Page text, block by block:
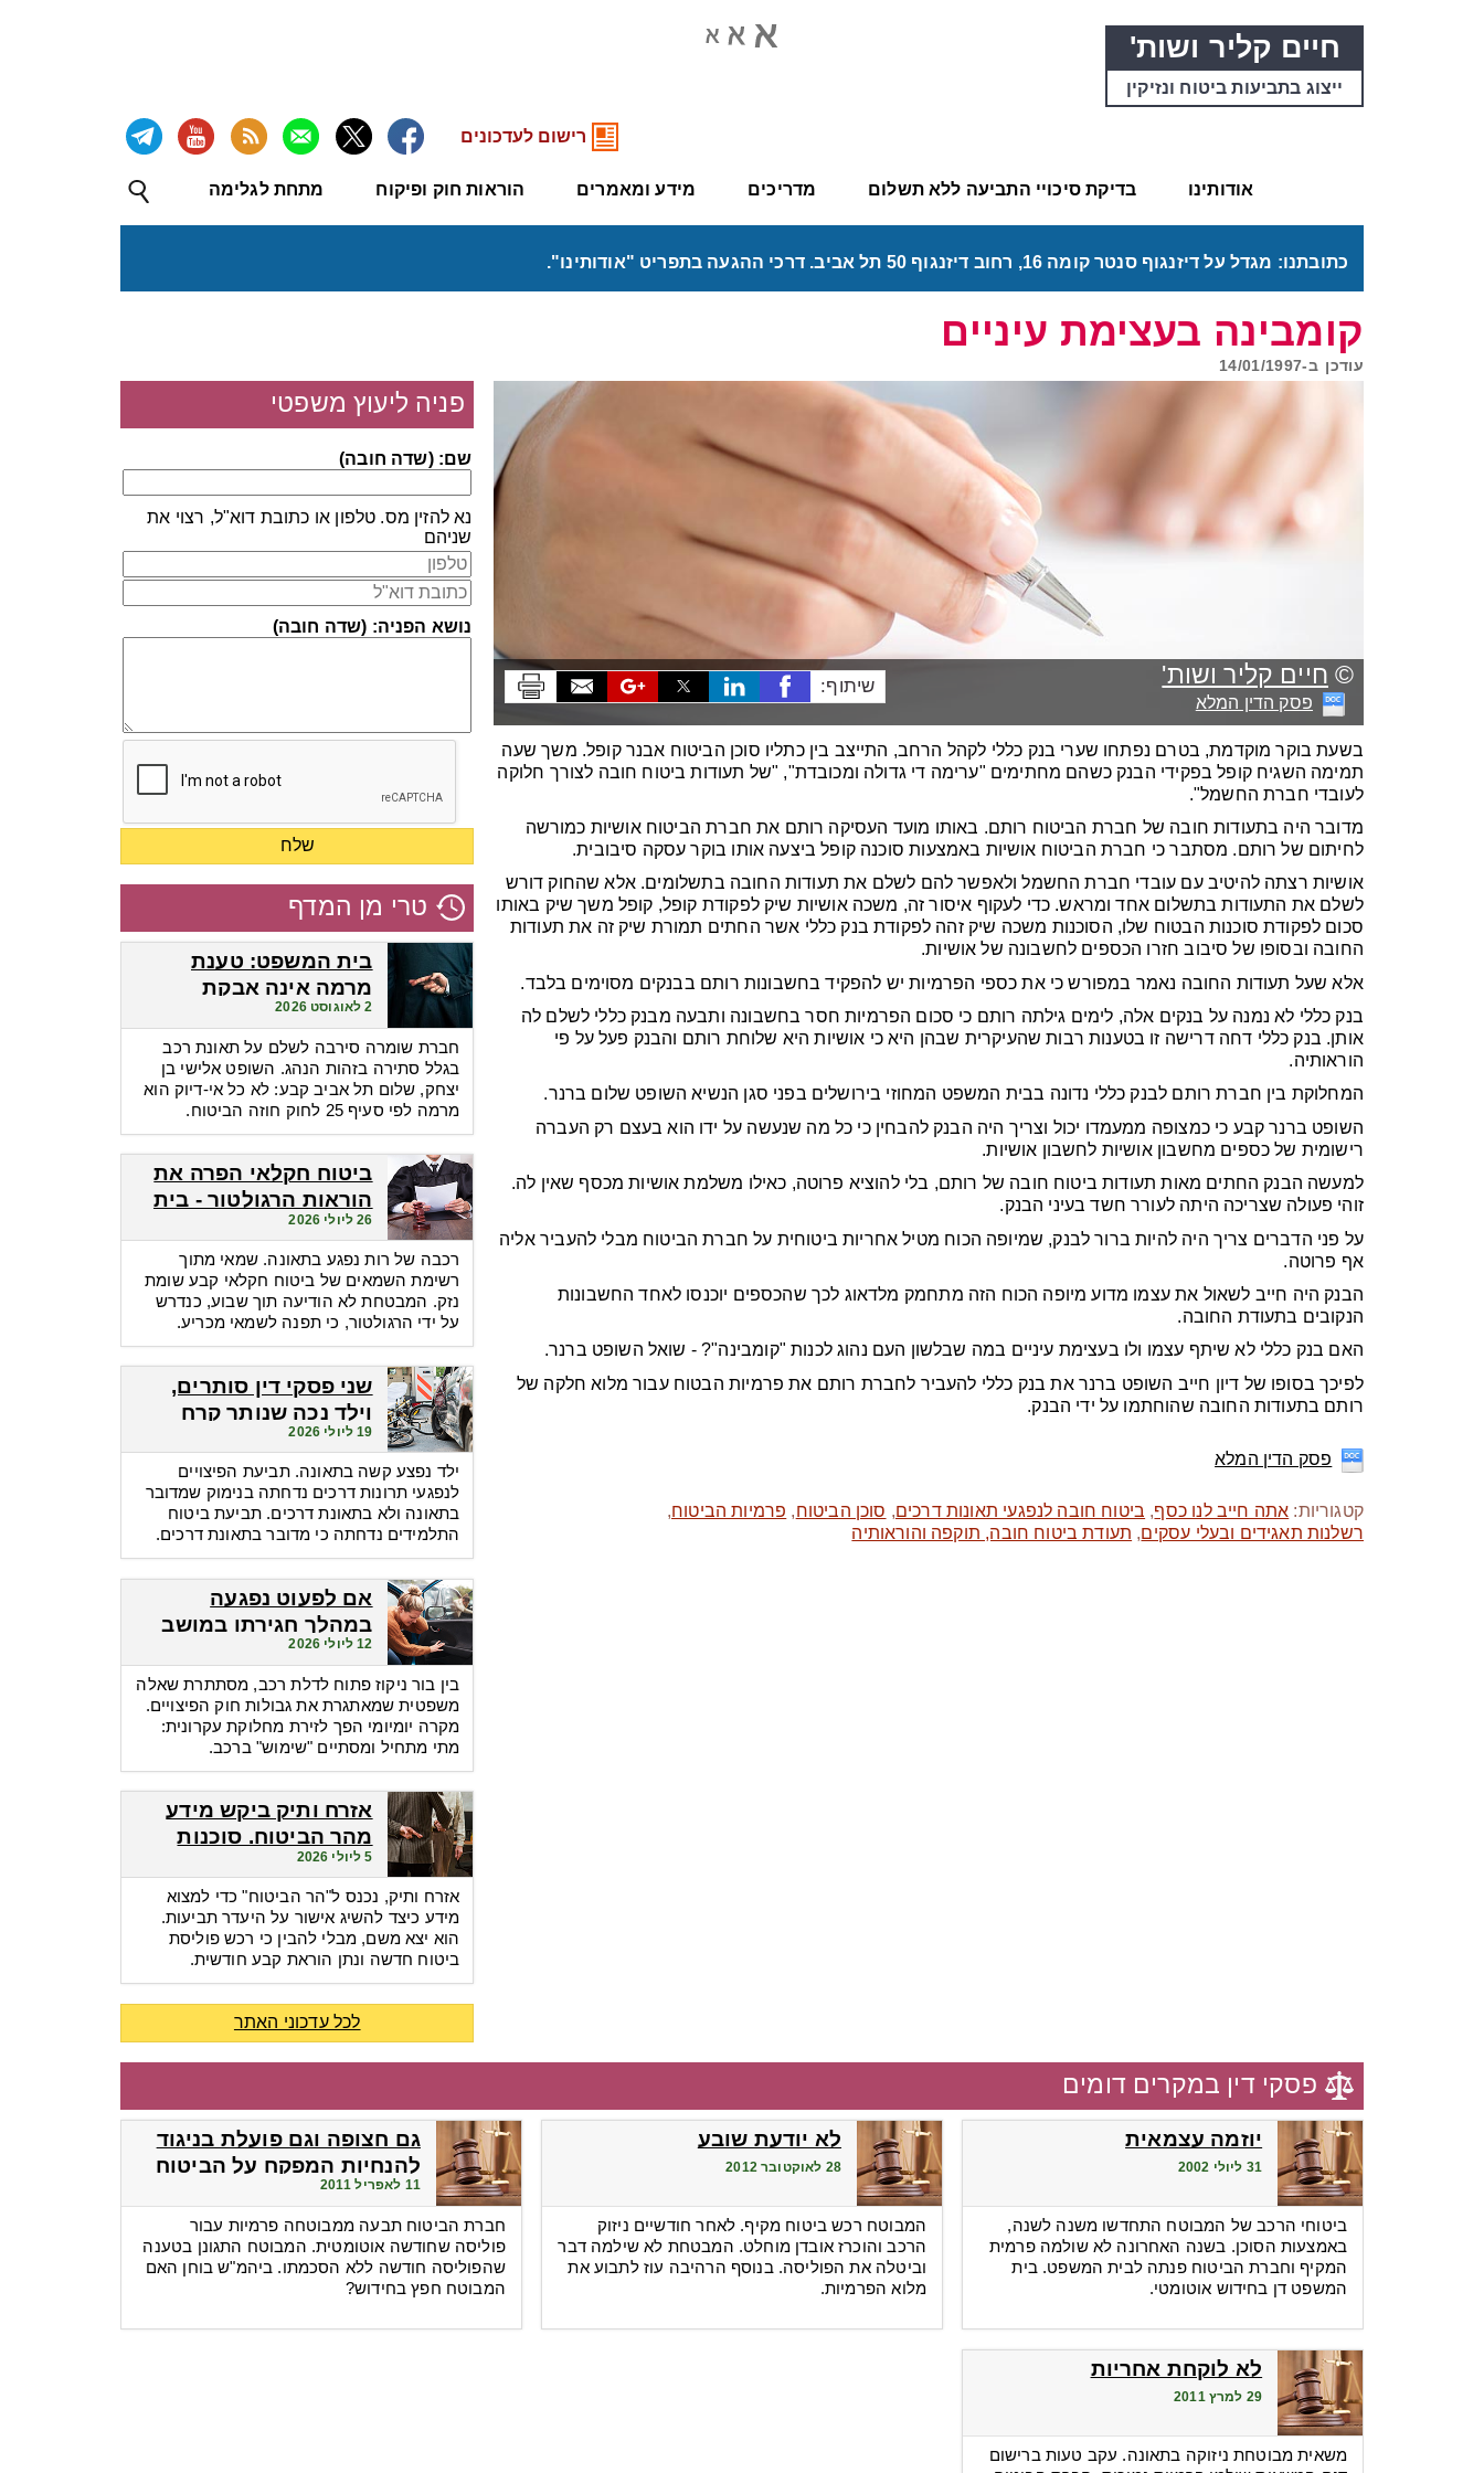
חיים קליר ושות'
ייצוג בתביעות ביטוח ונזיקין
אודותינו בדיקת סיכויי התביעה ללא תשלום מדריכים מידע ומאמרים הוראות חוק ופיקוח מתחת לגלימה
רישום לעדכונים
כתובתנו: מגדל על דיזנגוף סנטר קומה 16, רחוב דיזנגוף 50 תל אביב. דרכי ההגעה בתפריט "אודותינו".
קומבינה בעצימת עיניים
עודכן ב-14/01/1997
© חיים קליר ושות'
פסק הדין המלא
שיתוף:
בשעת בוקר מוקדמת, בטרם נפתחו שערי בנק כללי לקהל הרחב, התייצב בין כתליו סוכן הביטוח אבנר קופל. משך שעה
תמימה השגיח קופל בפקידי הבנק כשהם מחתימים "ערימה די גדולה ומכובדת", "של תעודות ביטוח חובה לצורך חלוקה
לעובדי חברת החשמל".
מדובר היה בתעודות חובה של חברת הביטוח רותם. באותו מועד העסיקה רותם את חברת הביטוח אושיות כמורשה
לחיתום של רותם. מסתבר כי חברת הביטוח אושיות באמצעות סוכנה קופל ביצעה אותו בוקר עסקה סיבובית.
אושיות רצתה להיטיב עם עובדי חברת החשמל ולאפשר להם לשלם את תעודות החובה בתשלומים. אלא שהחוק דורש
לשלם את התעודות בתשלום אחד ומראש. כדי לעקוף איסור זה, משכה אושיות שיק לפקודת קופל, קופל משך שיק באותו
סכום לפקודת סוכנות הבטוח שלו, הסוכנות משכה שיק זהה לפקודת בנק כללי אשר החתים תמורת שיק זה את תעודות
החובה ובסופו של סיבוב חזרו הכספים לחשבונה של אושיות.
אלא שעל תעודות החובה נאמר במפורש כי את כספי הפרמיות יש להפקיד בחשבונות רותם בבנקים מסוימים בלבד.
בנק כללי לא נמנה על בנקים אלה, לימים גילתה רותם כי סכום הפרמיות חסר בחשבונה ותבעה מבנק כללי לשלם לה
אותן. בנק כללי דחה דרישה זו בטענות רבות שהעיקרית שבהן היא כי אושיות היא שלוחת רותם והבנק פעל על פי
הוראותיה.
המחלוקת בין חברת רותם לבנק כללי נדונה בבית המשפט המחוזי בירושלים בפני סגן הנשיא השופט שלום ברנר.
השופט ברנר קבע כי כמצופה ממעמדו יכול וצריך היה הבנק להבחין כי כל מה שנעשה על ידו הוא בעצם רק העברה
רישומית של כספים מחשבון אושיות לחשבון אושיות.
למעשה הבנק החתים מאות תעודות ביטוח חובה של רותם, בלי להוציא פרוטה, כאילו משלמת אושיות מכסף שאין לה.
זוהי פעולה שצריכה היתה לעורר חשד בעיני הבנק.
על פני הדברים צריך היה להיות ברור לבנק, שמיופה הכוח מטיל אחריות ביטוחית על חברת הביטוח מבלי להעביר אליה
אף פרוטה.
הבנק היה חייב לשאול את עצמו מדוע מיופה הכוח הזה מתחמק מלדאוג לכך שהכספים יוכנסו לאחד החשבונות
הנקובים בתעודת החובה.
האם בנק כללי לא שיתף עצמו ולו בעצימת עיניים במה שבלשון העם נהוג לכנות "קומבינה"? - שואל השופט ברנר.
לפיכך בסופו של דיון חייב השופט ברנר את בנק כללי להעביר לחברת רותם את פרמיות הבטוח עבור מלוא חלקה של
רותם בתעודות החובה שהוחתמו על ידי הבנק.
פסק הדין המלא
קטגוריות: אתה חייב לנו כסף, ביטוח חובה לנפגעי תאונות דרכים, סוכן הביטוח, פרמיות הביטוח,
רשלנות תאגידים ובעלי עסקים, תעודת ביטוח חובה, תוקפה והוראותיה
פניה ליעוץ משפטי
שם: (שדה חובה)
נא להזין מס. טלפון או כתובת דוא"ל, רצוי את
שניהם
נושא הפניה: (שדה חובה)
טרי מן המדף
בית המשפט: טענת
מרמה אינה אבקת
קסמים שהופכת אי-דיוק
לפטור מתשלום
2 לאוגוסט 2026
חברת שומרה סירבה לשלם על תאונת רכב
בגלל סתירה בזהות הנהג. השופט אלישי בן
יצחק, שלום תל אביב קבע: לא כל אי-דיוק הוא
מרמה לפי סעיף 25 לחוק חוזה הביטוח.
ביטוח חקלאי הפרה את
הוראות הרגולטור - בית
המשפט חילץ אותה
26 ליולי 2026
רכבה של רות נפגע בתאונה. שמאי מתוך
רשימת השמאים של ביטוח חקלאי קבע שומת
נזק. המבטחת לא הודיעה תוך שבוע, כנדרש
על ידי הרגולטור, כי תפנה לשמאי מכריע.
שני פסקי דין סותרים,
וילד נכה שנותר קרח
מכאן ומכאן
19 ליולי 2026
ילד נפצע קשה בתאונה. תביעת הפיצויים
לנפגעי תרונות דרכים נדחתה בנימוק שמדובר
בתאונה ולא בתאונת דרכים. תביעת ביטוח
התלמידים נדחתה כי מדובר בתאונת דרכים.
אם לפעוט נפגעה
במהלך חגירתו במושב
הבטיחות. האם זכאית
לפיצויים?
12 ליולי 2026
בין בור ניקוז פתוח לדלת רכב, מסתתרת שאלה
משפטית שמאתגרת את גבולות חוק הפיצויים.
מקרה יומיומי הפך לזירת מחלוקת עקרונית:
מתי מתחיל ומסתיים "שימוש" ברכב.
אזרח ותיק ביקש מידע
מהר הביטוח. סוכנות
הביטוח גבתה מחשבונו
פרמיות
5 ליולי 2026
אזרח ותיק, נכנס ל"הר הביטוח" כדי למצוא
מידע כיצד להשיג אישור על היעדר תביעות.
הוא יצא משם, מבלי להבין כי רכש פוליסת
ביטוח חדשה ונתן הוראת קבע חודשית.
לכל עדכוני האתר
פסקי דין במקרים דומים
יוזמה עצמאית
31 ליולי 2002
ביטוחי הרכב של המבוטח התחדשו משנה לשנה,
באמצעות הסוכן. בשנה האחרונה לא שולמה פרמית
המקיף וחברת הביטוח פנתה לבית המשפט. בית
המשפט דן בחידוש אוטומטי.
לא יודעת שובע
28 לאוקטובר 2012
המבוטח רכש ביטוח מקיף. לאחר חודשיים ניזוק
הרכב והוכרז אובדן מוחלט. המבטחת לא שילמה דבר
וביטלה את הפוליסה. בנוסף הרהיבה עוז לתבוע את
מלוא הפרמיות.
גם חצופה וגם פועלת בניגוד
להנחיות המפקח על הביטוח
11 לאפריל 2011
חברת הביטוח תבעה ממבוטחה פרמיות עבור
פוליסה שחודשה אוטומטית. המבוטח התגונן בטענה
שהפוליסה חודשה ללא הסכמתו. ביהמ"ש בוחן האם
המבוטח חפץ בחידוש?
לא לוקחת אחריות
29 למרץ 2011
משאית מבוטחת ניזוקה בתאונה. עקב טעות ברישום